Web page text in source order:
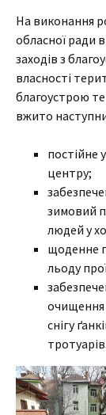
На виконання
обласної ради
заходів з
власності
благоустрою
вжито
постійне
центру;
зимовий
людей у
щоденне
льоду
очищення
снігу
тротуарів.